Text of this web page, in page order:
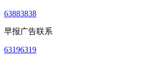
63883838
早报广告联系
63196319